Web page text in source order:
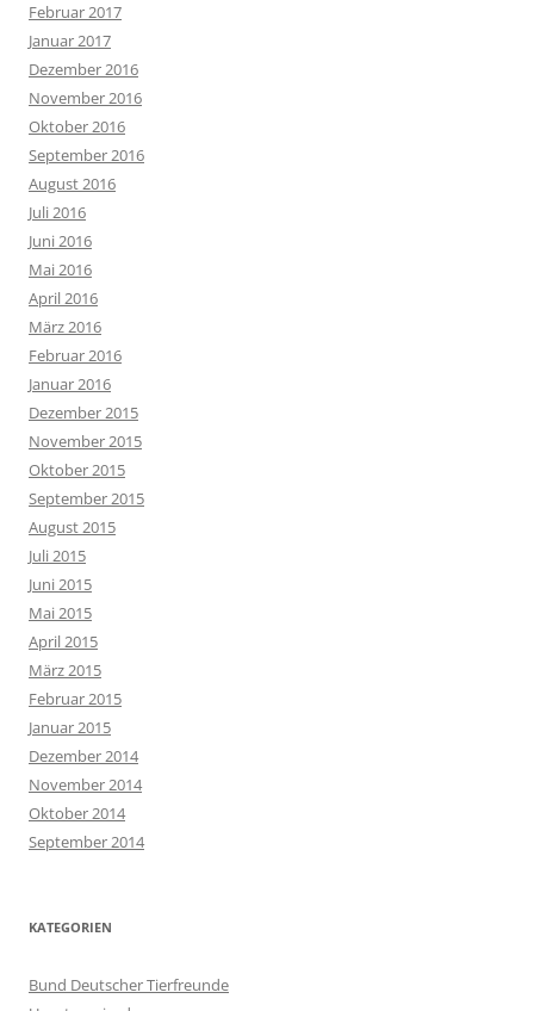
Februar 2017
Januar 2017
Dezember 2016
November 2016
Oktober 2016
September 2016
August 2016
Juli 2016
Juni 2016
Mai 2016
April 2016
März 2016
Februar 2016
Januar 2016
Dezember 2015
November 2015
Oktober 2015
September 2015
August 2015
Juli 2015
Juni 2015
Mai 2015
April 2015
März 2015
Februar 2015
Januar 2015
Dezember 2014
November 2014
Oktober 2014
September 2014
KATEGORIEN
Bund Deutscher Tierfreunde